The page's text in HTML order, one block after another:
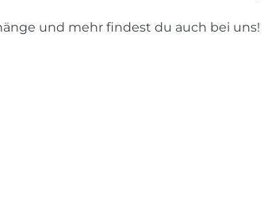
und mehr findest du auch bei uns!